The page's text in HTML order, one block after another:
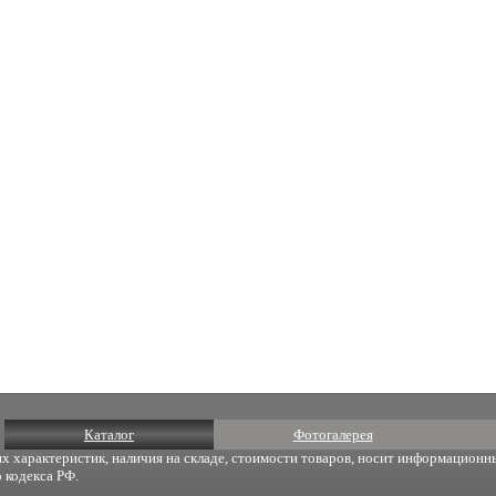
Каталог
Фотогалерея
наличия на складе, стоимости товаров, носит
кодекса РФ.